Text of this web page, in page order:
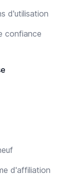
d'utilisation
confiance
d'affiliation